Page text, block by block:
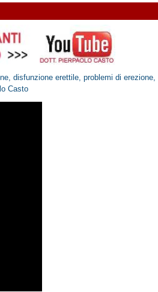
disfunzione erettile, problemi di
Casto